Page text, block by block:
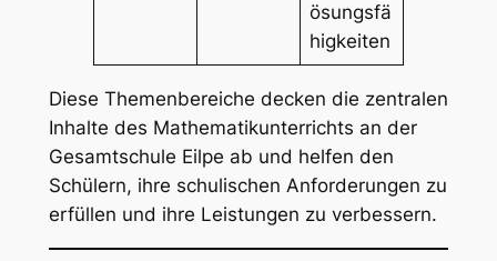
ösungsfä
higkeiten
Diese Themenbereiche decken die zentralen
Inhalte des Mathematikunterrichts an der
Gesamtschule Eilpe ab und helfen den
Schülern, ihre schulischen Anforderungen zu
erfüllen und ihre Leistungen zu verbessern.